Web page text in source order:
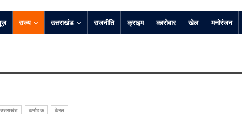
राज्य उत्तराखंड राजनीति क्राइम कारोबार खेल मनोरंजन
उत्तराखंड कर्नाटक केरल